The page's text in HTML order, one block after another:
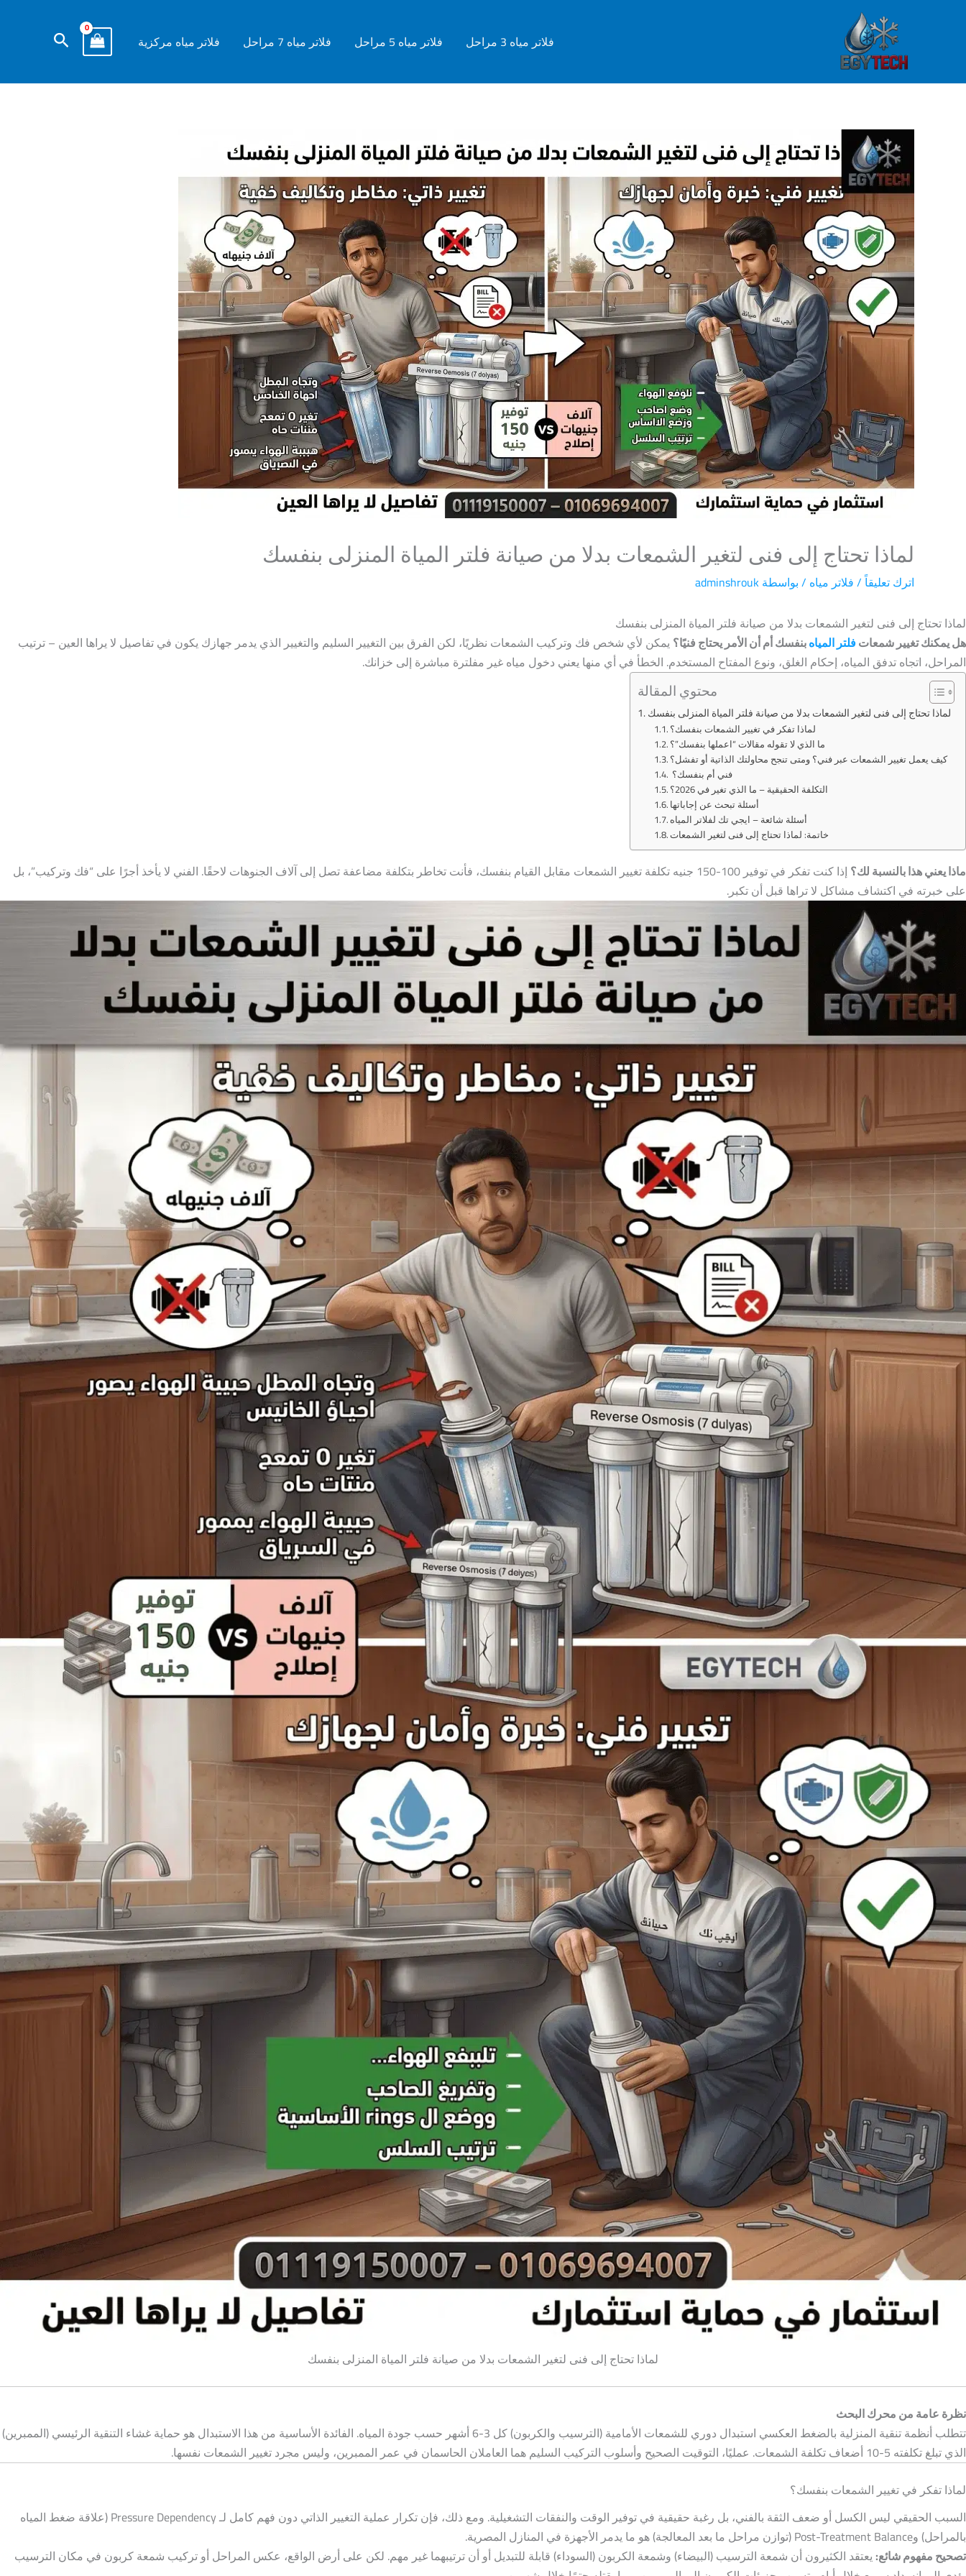
فلاتر مياه 3 مراحل فلاتر مياه 5 مراحل فلاتر مياه 7 مراحل فلاتر مياه مركزية البحث
لماذا تحتاج إلى فنى لتغير الشمعات بدلا من صيانة فلتر المياة المنزلى بنفسك
اترك تعليقاً/فلاتر مياه / بواسطةadminshrouk
لماذا تحتاج إلى فنى لتغير الشمعات بدلا من صيانة فلتر المياة المنزلى بنفسك
هل يمكنك تغيير شمعاتفلتر المياهبنفسك أم أن الأمر يحتاج فنيًا؟يمكن لأي شخص فك وتركيب الشمعات نظريًا، لكن الفرق بين التغيير السليم والتغيير الذي يدمر جهازك يكون في تفاصيل لا يراها العين – ترتيب
المراحل، اتجاه تدفق المياه، إحكام الغلق، ونوع المفتاح المستخدم. الخطأ في أي منها يعني دخول مياه غير مفلترة مباشرة إلى خزانك.
محتوي المقالة
لماذا تحتاج إلى فنى لتغير الشمعات بدلا من صيانة فلتر المياة المنزلى بنفسك
لماذا تفكر في تغيير الشمعات بنفسك؟
ما الذي لا تقوله مقالات “اعملها بنفسك”؟
كيف يعمل تغيير الشمعات عبر فني؟ ومتى تنجح محاولتك الذاتية أو تفشل؟
فني أم بنفسك؟
التكلفة الحقيقية – ما الذي تغير في 2026؟
خاتمة: لماذا تحتاج إلى فنى لتغير الشمعات
ماذا يعني هذا بالنسبة لك؟
إذا كنت تفكر في توفير 100-150 جنيه تكلفة تغيير الشمعات مقابل القيام بنفسك، فأنت تخاطر بتكلفة مضاعفة تصل إلى آلاف الجنوهات لاحقًا. الفني لا يأخذ أجرًا على “فك وتركيب”، بل
على خبرته في اكتشاف مشاكل لا تراها قبل أن تكبر.
لماذا تحتاج إلى فنى لتغير الشمعات بدلا من صيانة فلتر المياة المنزلى بنفسك
نظرة عامة من محرك البحث
تتطلب أنظمة تنقية المنزلية بالضغط العكسي استبدال دوري للشمعات الأمامية (الترسيب والكربون) كل 3-6 أشهر حسب جودة المياه. الفائدة الأساسية من هذا الاستبدال هو حماية غشاء التنقية الرئيسي (الممبرين)
الذي تبلغ تكلفته 5-10 أضعاف تكلفة الشمعات. عمليًا، التوقيت الصحيح وأسلوب التركيب السليم هما العاملان الحاسمان في عمر الممبرين، وليس مجرد تغيير الشمعات نفسها.
لماذا تفكر في تغيير الشمعات بنفسك؟
السبب الحقيقي ليس الكسل أو ضعف الثقة بالفني، بل رغبة حقيقية في توفير الوقت والنفقات التشغيلية. ومع ذلك، فإن تكرار عملية التغيير الذاتي دون فهم كامل لـ Pressure Dependency (علاقة ضغط المياه
بالمراحل) وPost-Treatment Balance (توازن مراحل ما بعد المعالجة) هو ما يدمر الأجهزة في المنازل المصرية.
تصحيح مفهوم شائع:يعتقد الكثيرون أن شمعة الترسيب (البيضاء) وشمعة الكربون (السوداء) قابلة للتبديل أو أن ترتيبهما غير مهم. لكن على أرض الواقع، عكس المراحل أو تركيب شمعة كربون في مكان الترسيب